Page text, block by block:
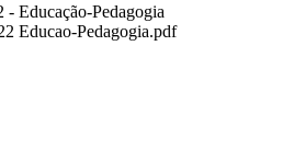
Educação-Pedagogia
Educao-Pedagogia.pdf